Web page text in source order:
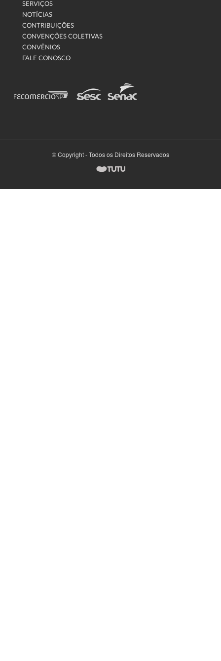
SERVIÇOS
NOTÍCIAS
CONTRIBUIÇÕES
CONVENÇÕES COLETIVAS
CONVÊNIOS
FALE CONOSCO
© Copyright - Todos os Direitos Reservados